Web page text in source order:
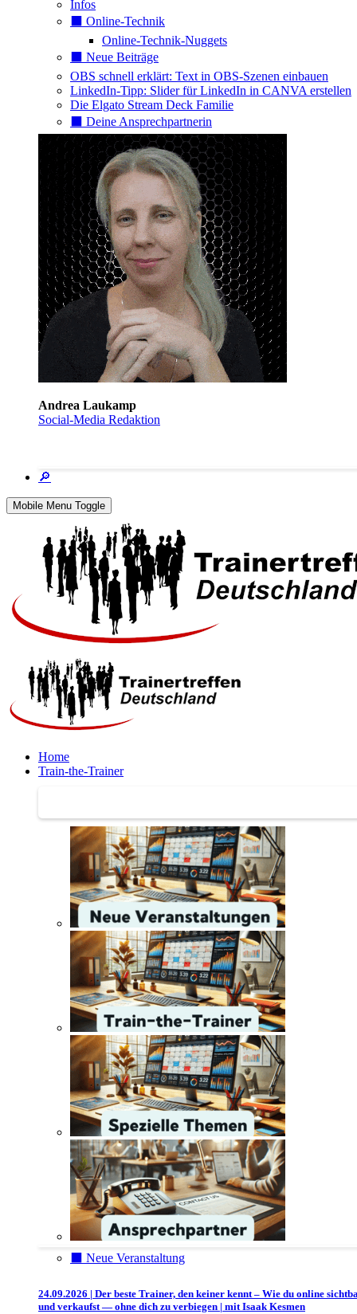
Infos
⬛️ Online-Technik
Online-Technik-Nuggets
⬛️ Neue Beiträge
OBS schnell erklärt: Text in OBS-Szenen einbauen
LinkedIn-Tipp: Slider für LinkedIn in CANVA erstellen
Die Elgato Stream Deck Familie
⬛️ Deine Ansprechpartnerin
Andrea Laukamp
Social-Media Redaktion
🔎
Mobile Menu Toggle
Home
Train-the-Trainer
⬛️ Neue Veranstaltung
24.09.2026 | Der beste Trainer, den keiner kennt – Wie du online
und verkaufst — ohne dich zu verbiegen | mit Isaak Kesmen